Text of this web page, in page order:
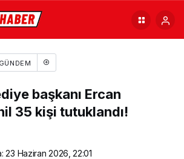
GÜNDEM
başkanı Ercan
35 kişi tutuklandı!
23 Haziran 2026, 22:01